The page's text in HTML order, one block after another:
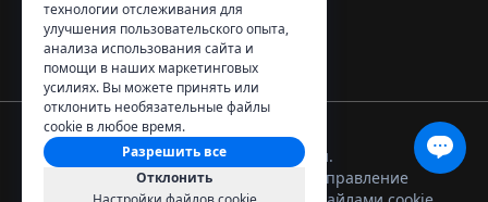
© 2026 MostLogin. Все права защищены.
Условия
Управление
технологии отслеживания для
улучшения пользовательского опыта,
анализа использования сайта и
помощи в наших маркетинговых
усилиях. Вы можете принять или
отклонить необязательные файлы
cookie в любое время.
Разрешить все
Отклонить